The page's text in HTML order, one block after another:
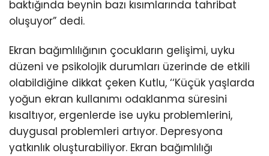
baktığında beynin bazı kısımlarında tahribat
oluşuyor” dedi.
Ekran bağımlılığının çocukların gelişimi, uyku
düzeni ve psikolojik durumları üzerinde de etkili
olabildiğine dikkat çeken Kutlu, ‘‘Küçük yaşlarda
yoğun ekran kullanımı odaklanma süresini
kısaltıyor, ergenlerde ise uyku problemlerini,
duygusal problemleri artıyor. Depresyona
yatkınlık oluşturabiliyor. Ekran bağımlılığı